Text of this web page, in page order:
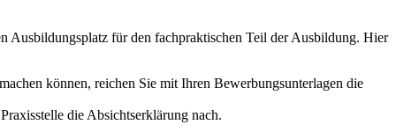
Ausbildungsplatz für den fachpraktischen Teil der Ausbildung. Hier
können, reichen Sie mit Ihren Bewerbungsunterlagen die
die Absichtserklärung nach.